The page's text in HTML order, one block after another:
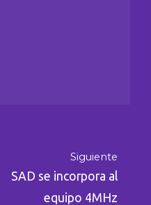
Siguiente
SAD se incorpora al
equipo 4MHz